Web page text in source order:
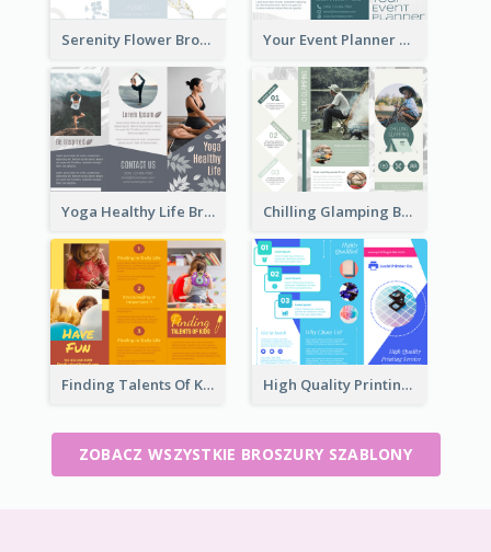
Serenity Flower Brochure Your Event Planner Brochure
Yoga Healthy Life Brochure Chilling Glamping Brochure
Finding Talents Of Kids Brochure High Quality Printing Service Brochure
ZOBACZ WSZYSTKIE BROSZURY SZABLONY